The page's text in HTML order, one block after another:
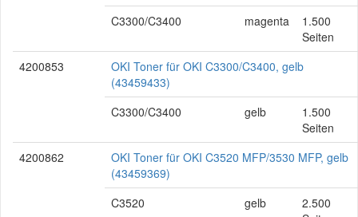
C3300/C3400
magenta
1.500
Seiten
4200853
OKI Toner für OKI C3300/C3400, gelb
(43459433)
C3300/C3400
gelb
1.500
Seiten
4200862
OKI Toner für OKI C3520 MFP/3530 MFP, gelb
(43459369)
C3520
gelb
2.500